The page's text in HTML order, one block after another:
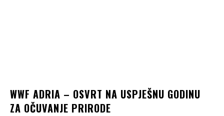
WWF ADRIA – OSVRT NA USPJEŠNU GODINU
ZA OČUVANJE PRIRODE